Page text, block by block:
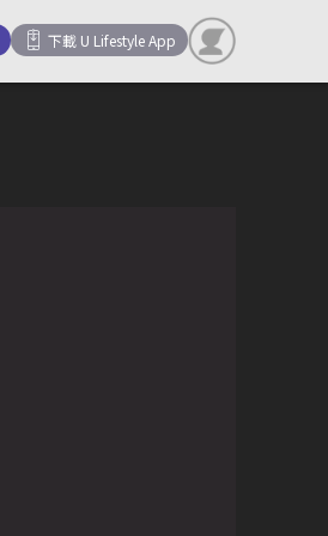
下載 U Lifestyle App